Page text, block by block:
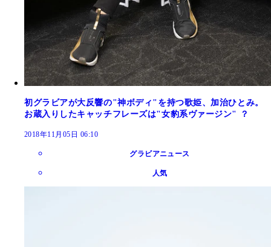
初グラビアが大反響の"神ボディ"を持つ歌姫、加治ひとみ。
お蔵入りしたキャッチフレーズは"女豹系ヴァージン" ？
2018年11月05日 06:10
グラビアニュース
人気